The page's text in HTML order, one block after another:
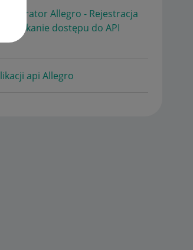
Integrator Allegro - Rejestracja
+ uzyskanie dostępu do API
api Allegro